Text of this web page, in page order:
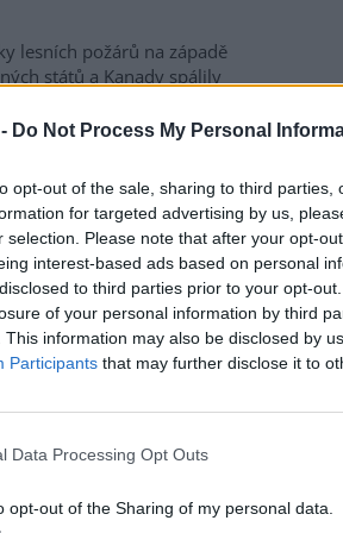
Do Not Process My Personal
opt-out of the sale, sharing to third
for targeted advertising by us,
selection. Please note that after your opt-
interest-based ads based on personal
to third parties prior to your opt-
of your personal information by third
This information may also be disclosed by
Participants that may further disclose it to
Data Processing Opt Outs
opt-out of the Sharing of my personal data.
lesních požárů na západě
států a Kanady spálily
státě Oregon o víkendu
čtverečních porostu,
tisíců lidí. V provincii
mezitím propukly nové
kterých udeřily v oblastech
premiéra Marka
k nejhorším v historii
sucho bude kvůli
změny zesílilo. Přestože